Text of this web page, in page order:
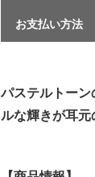
お支払い方法
パステルトー
ルな輝きが耳元